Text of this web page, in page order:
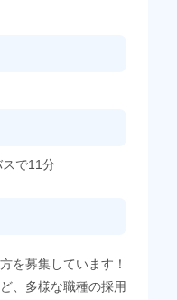
で11分
を募集しています！
、多様な職種の採用